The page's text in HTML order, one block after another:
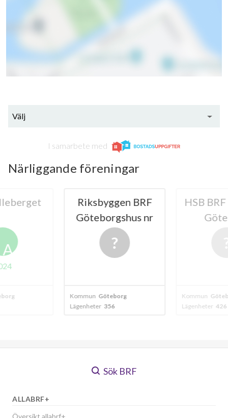
Välj
I samarbete med
Närliggande föreningar
A
Riksbyggen BRF
Göteborgshus nr
22
Kommun Göteborg
Lägenheter 356
HSB
Kommun
Lägenheter 426
Sök BRF
ALLABRF+